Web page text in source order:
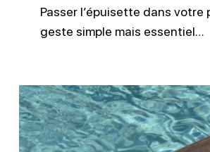
Passer l’épuisette dans votre
geste simple mais essentiel…
Brosser
les
parois